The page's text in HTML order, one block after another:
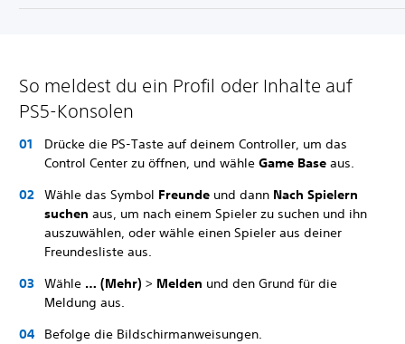
So meldest du ein Profil oder Inhalte auf
PS5-Konsolen
Drücke die PS-Taste auf deinem Controller, um das
Control Center zu öffnen, und wähle Game Base aus.
Wähle das Symbol Freunde und dann Nach Spielern
suchen aus, um nach einem Spieler zu suchen und ihn
auszuwählen, oder wähle einen Spieler aus deiner
Freundesliste aus.
Wähle … (Mehr) > Melden und den Grund für die
Meldung aus.
Befolge die Bildschirmanweisungen.